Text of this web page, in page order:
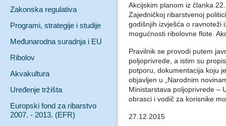
Zakonska regulativa
Programi, strategije i studije
Međunarodna suradnja i EU
Ribolov
Akvakultura
Uređenje tržišta
Europski fond za ribarstvo
2007. - 2013. (EFR)
Akcijskim planom iz članka
Zajedničkoj ribarstvenoj
godišnjih izvješća o ravnoteži
mogućnosti ribolovne flote.
Pravilnik se provodi putem
poljoprivrede, a istim su
potporu, dokumentacija koju
objavljen u „Narodnim
Ministarstava poljoprivrede –
obrasci i vodič za korisnike
27.12.2015